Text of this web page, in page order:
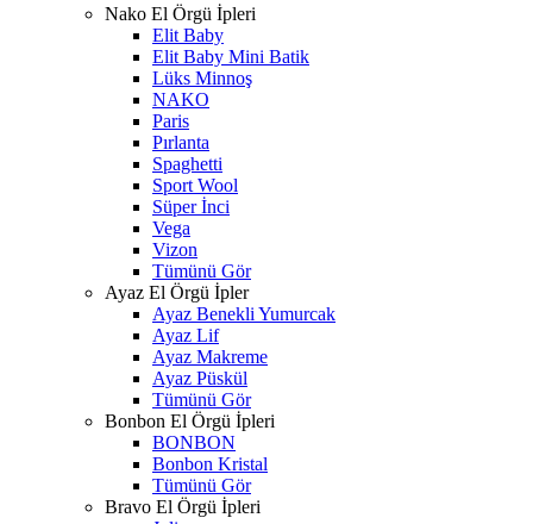
Nako El Örgü İpleri
Elit Baby
Elit Baby Mini Batik
Lüks Minnoş
NAKO
Paris
Pırlanta
Spaghetti
Sport Wool
Süper İnci
Vega
Vizon
Tümünü Gör
Ayaz El Örgü İpler
Ayaz Benekli Yumurcak
Ayaz Lif
Ayaz Makreme
Ayaz Püskül
Tümünü Gör
Bonbon El Örgü İpleri
BONBON
Bonbon Kristal
Tümünü Gör
Bravo El Örgü İpleri